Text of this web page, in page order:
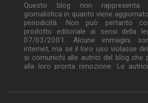
giornalistica in quanto viene
periodicità. Non può pertanto
prodotto editoriale ai sensi della
07/03/2001. Alcune immagini
internet, ma se il loro uso violasse
si comunichi alle autrici del blog che
alla loro pronta rimozione. Le
non essere responsabili dei